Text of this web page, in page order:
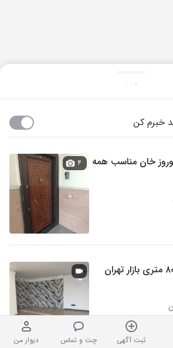
ثبت آگهی چت و تماس دیوار من
خبرم کن
نوروز خان مناسب همه
۴
رهن و اجاره اپارتمان ۸۰ متری بازار تهران